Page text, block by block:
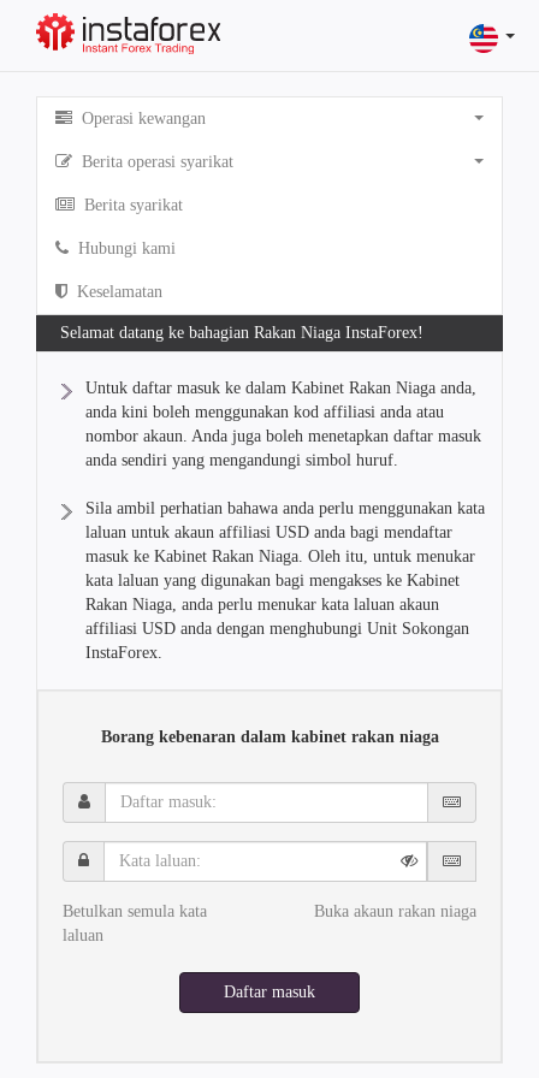
Operasi kewangan
Berita operasi syarikat
Berita syarikat
Hubungi kami
Keselamatan
Selamat datang ke bahagian Rakan Niaga InstaForex!
Untuk daftar masuk ke dalam Kabinet Rakan Niaga anda,
anda kini boleh menggunakan kod affiliasi anda atau
nombor akaun. Anda juga boleh menetapkan daftar masuk
anda sendiri yang mengandungi simbol huruf.
Sila ambil perhatian bahawa anda perlu menggunakan kata
laluan untuk akaun affiliasi USD anda bagi mendaftar
masuk ke Kabinet Rakan Niaga. Oleh itu, untuk menukar
kata laluan yang digunakan bagi mengakses ke Kabinet
Rakan Niaga, anda perlu menukar kata laluan akaun
affiliasi USD anda dengan menghubungi Unit Sokongan
InstaForex.
Borang kebenaran dalam kabinet rakan niaga
Daftar
masuk:
Kata
laluan:
Betulkan semula kata
laluan
Buka akaun rakan niaga
Daftar masuk